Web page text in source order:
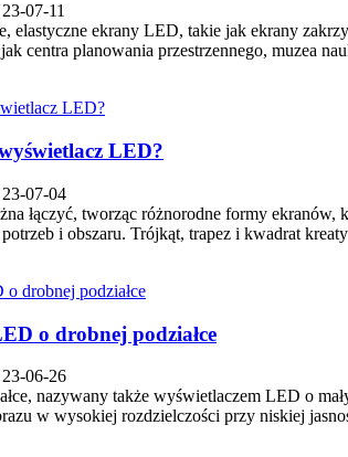
07-11
elastyczne ekrany LED, takie jak ekrany
centra planowania przestrzennego, muzea
LED?
07-04
łączyć, tworząc różnorodne formy
i obszaru. Trójkąt, trapez i kwadrat
o drobnej podziałce
06-26
nazywany także wyświetlaczem LED o
w wysokiej rozdzielczości przy niskiej